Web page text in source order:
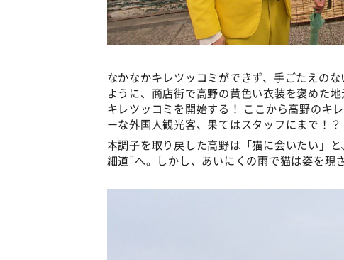
なかなかキレツッコミができず、手ごたえの
ように、商店街で高野の黄色い衣装を褒めた
キレツッコミを開始する！ ここから高野のキ
ーな外国人観光客、果てはスタッフにまで！？
本調子を取り戻した高野は「猫に会いたい」
細道”へ。しかし、あいにくの雨で猫は姿を現